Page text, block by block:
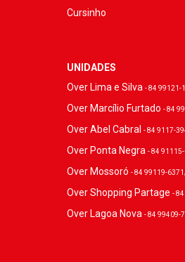
Cursinho
UNIDADES
Over Lima e Silva - 84 99121-
Over Marcílio Furtado - 84
Over Abel Cabral - 84 9117-
Over Ponta Negra - 84
Over Mossoró - 84 99119-
Over Shopping Partage -
Over Lagoa Nova - 84 99409-